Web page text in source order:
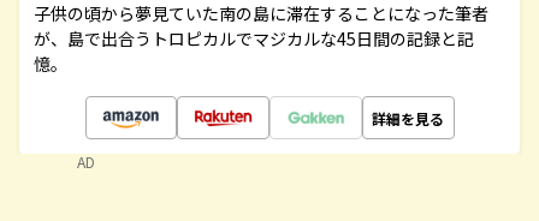
子供の頃から夢見ていた南の島に滞在することになった筆者
が、島で出合うトロピカルでマジカルな45日間の記録と記
憶。
詳細を見る
AD